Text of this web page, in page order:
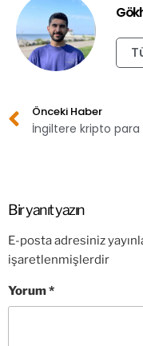
Önceki Haber
Bir yanıt yazın
E-posta adresiniz
işaretlenmişlerdir
Yorum*